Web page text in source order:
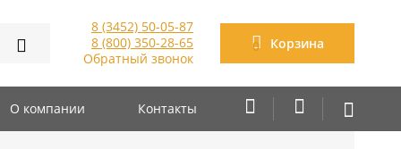
8 (3452) 50-05-87
8 (800) 350-28-65
Обратный звонок
0 Корзина
О компании Контакты